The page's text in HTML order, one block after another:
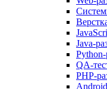
Java-
Python-
QA-
PHP-